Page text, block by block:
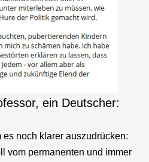
ein Deutscher:
es noch klarer auszudrücken:
vom permanenten und immer